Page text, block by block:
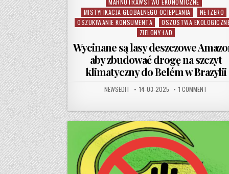
MISTYFIKACJA GLOBALNEGO OCIEPLANIA
NETZERO
OSZUKIWANIE KONSUMENTA
OSZUSTWA
ZIELONY ŁAD
Wycinane są lasy deszczowe
aby zbudować drogę na szczyt
klimatyczny do Belém w Brazylii
AUTHOR:
NEWSEDIT PUBLISHED DATE:
14-03-2025 1 COMMENT ON